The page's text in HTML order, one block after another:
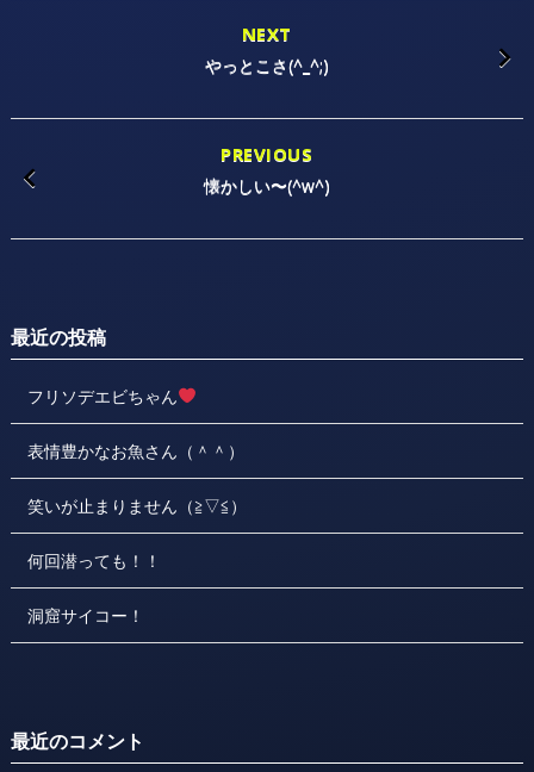
NEXT
やっとこさ(^_^;)
PREVIOUS
懐かしい〜(^w^)
最近の投稿
フリソデエビちゃん
表情豊かなお魚さん（＾＾）
笑いが止まりません（≧▽≦）
何回潜っても！！
洞窟サイコー！
最近のコメント